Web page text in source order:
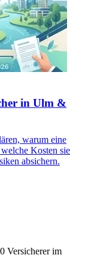
in Ulm &
warum eine
Kosten sie
absichern.
Versicherer im